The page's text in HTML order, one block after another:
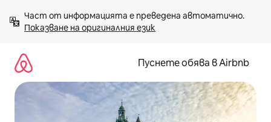
към
съдържанието
Показване на оригиналния език
Пуснете обява в Airbnb